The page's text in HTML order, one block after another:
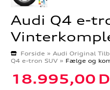
Audi Q4 e-
Forside »Audi Original
Q4 e-tron SUV » Fælge og
18.995,00